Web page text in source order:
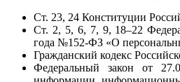
Ст. 23, 24 Конституции
Ст. 2, 5, 6, 7, 9, 18–22
года №152-ФЗ «О
Гражданский кодекс
Федеральный закон от